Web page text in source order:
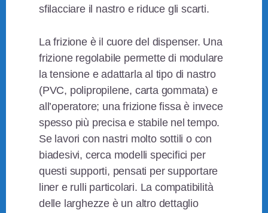
sfilacciare il nastro e riduce gli scarti.
La frizione è il cuore del dispenser. Una
frizione regolabile permette di modulare
la tensione e adattarla al tipo di nastro
(PVC, polipropilene, carta gommata) e
all’operatore; una frizione fissa è invece
spesso più precisa e stabile nel tempo.
Se lavori con nastri molto sottili o con
biadesivi, cerca modelli specifici per
questi supporti, pensati per supportare
liner e rulli particolari. La compatibilità
delle larghezze è un altro dettaglio